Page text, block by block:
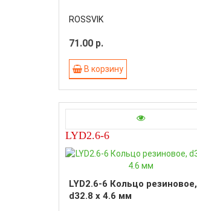
ROSSVIK
71.00 р.
В корзину
LYD2.6-6
LYD2.6-6 Кольцо резиновое,
d32.8 x 4.6 мм